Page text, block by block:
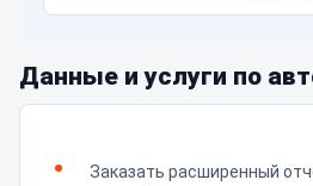
Данные и услуги по
Заказать расширенный